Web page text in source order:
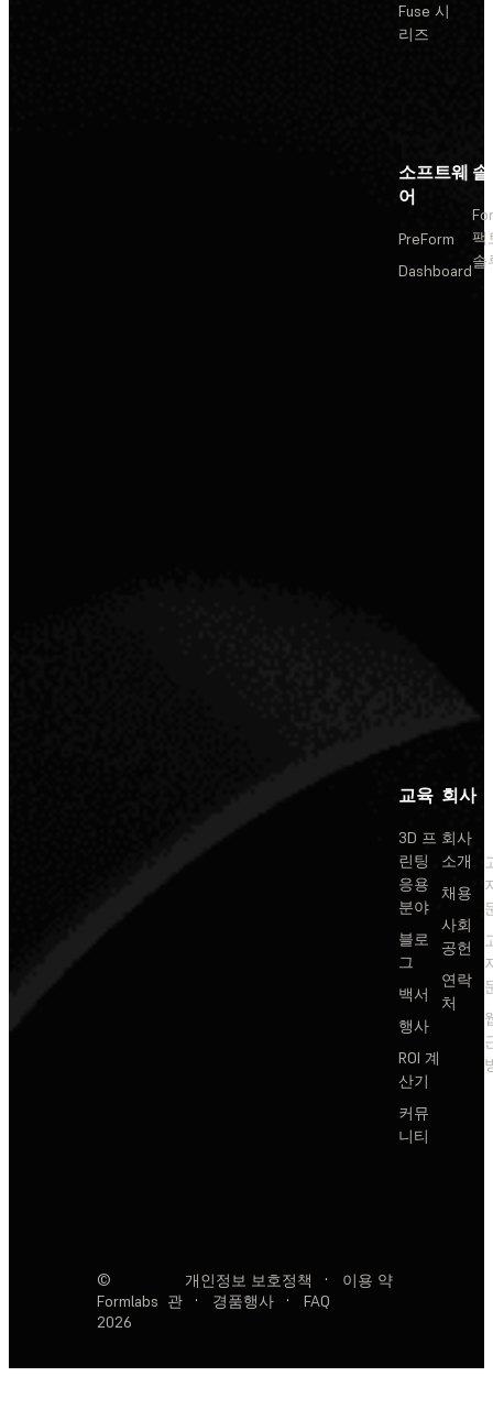
Fuse 시
리즈
소프트웨
어
PreForm
Dashboard
팩
솔
교육
3D 프
린팅
응용
분야
블로
그
백서
행사
ROI 계
산기
커뮤
니티
회사
회사
소개
채용
사회
공헌
연락
처
©
Formlabs
2026
개인정보 보호정책 ·
이용 약
관
· 경품행사 · FAQ